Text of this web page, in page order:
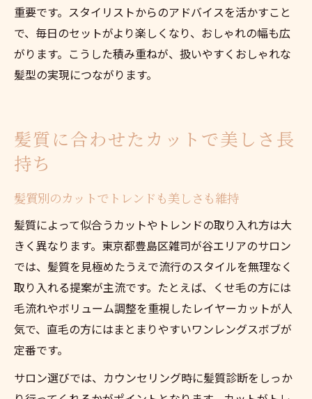
重要です。スタイリストからのアドバイスを活かすこと
で、毎日のセットがより楽しくなり、おしゃれの幅も広
がります。こうした積み重ねが、扱いやすくおしゃれな
髪型の実現につながります。
髪質に合わせたカットで美しさ長
持ち
髪質別のカットでトレンドも美しさも維持
髪質によって似合うカットやトレンドの取り入れ方は大
きく異なります。東京都豊島区雑司が谷エリアのサロン
では、髪質を見極めたうえで流行のスタイルを無理なく
取り入れる提案が主流です。たとえば、くせ毛の方には
毛流れやボリューム調整を重視したレイヤーカットが人
気で、直毛の方にはまとまりやすいワンレングスボブが
定番です。
サロン選びでは、カウンセリング時に髪質診断をしっか